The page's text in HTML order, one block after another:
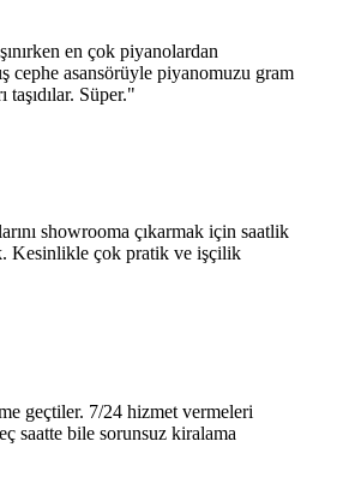
en çok piyanolardan
cephe asansörüyle piyanomuzu gram
taşıdılar. Süper."
showrooma çıkarmak için saatlik
Kesinlikle çok pratik ve işçilik
geçtiler. 7/24 hizmet vermeleri
saatte bile sorunsuz kiralama